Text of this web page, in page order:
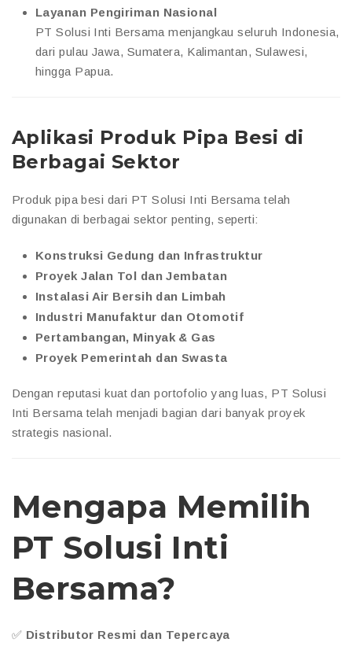
Layanan Pengiriman Nasional
PT Solusi Inti Bersama menjangkau seluruh Indonesia,
dari pulau Jawa, Sumatera, Kalimantan, Sulawesi,
hingga Papua.
Aplikasi Produk Pipa Besi di
Berbagai Sektor
Produk pipa besi dari PT Solusi Inti Bersama telah
digunakan di berbagai sektor penting, seperti:
Konstruksi Gedung dan Infrastruktur
Proyek Jalan Tol dan Jembatan
Instalasi Air Bersih dan Limbah
Industri Manufaktur dan Otomotif
Pertambangan, Minyak & Gas
Proyek Pemerintah dan Swasta
Dengan reputasi kuat dan portofolio yang luas, PT Solusi
Inti Bersama telah menjadi bagian dari banyak proyek
strategis nasional.
Mengapa Memilih
PT Solusi Inti
Bersama?
✅ Distributor Resmi dan Tepercaya